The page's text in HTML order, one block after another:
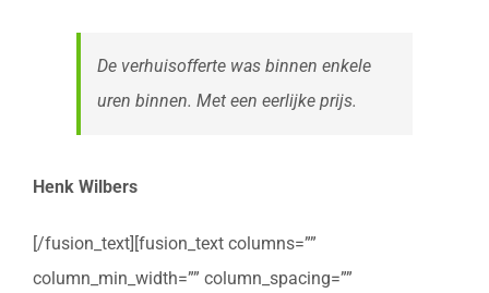
De verhuisofferte was binnen enkele
uren binnen. Met een eerlijke prijs.
Henk Wilbers
[/fusion_text][fusion_text columns=””
column_min_width=”” column_spacing=””